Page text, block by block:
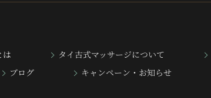
は タイ古式マッサージについて
ブログ
キャンペーン・お知らせ